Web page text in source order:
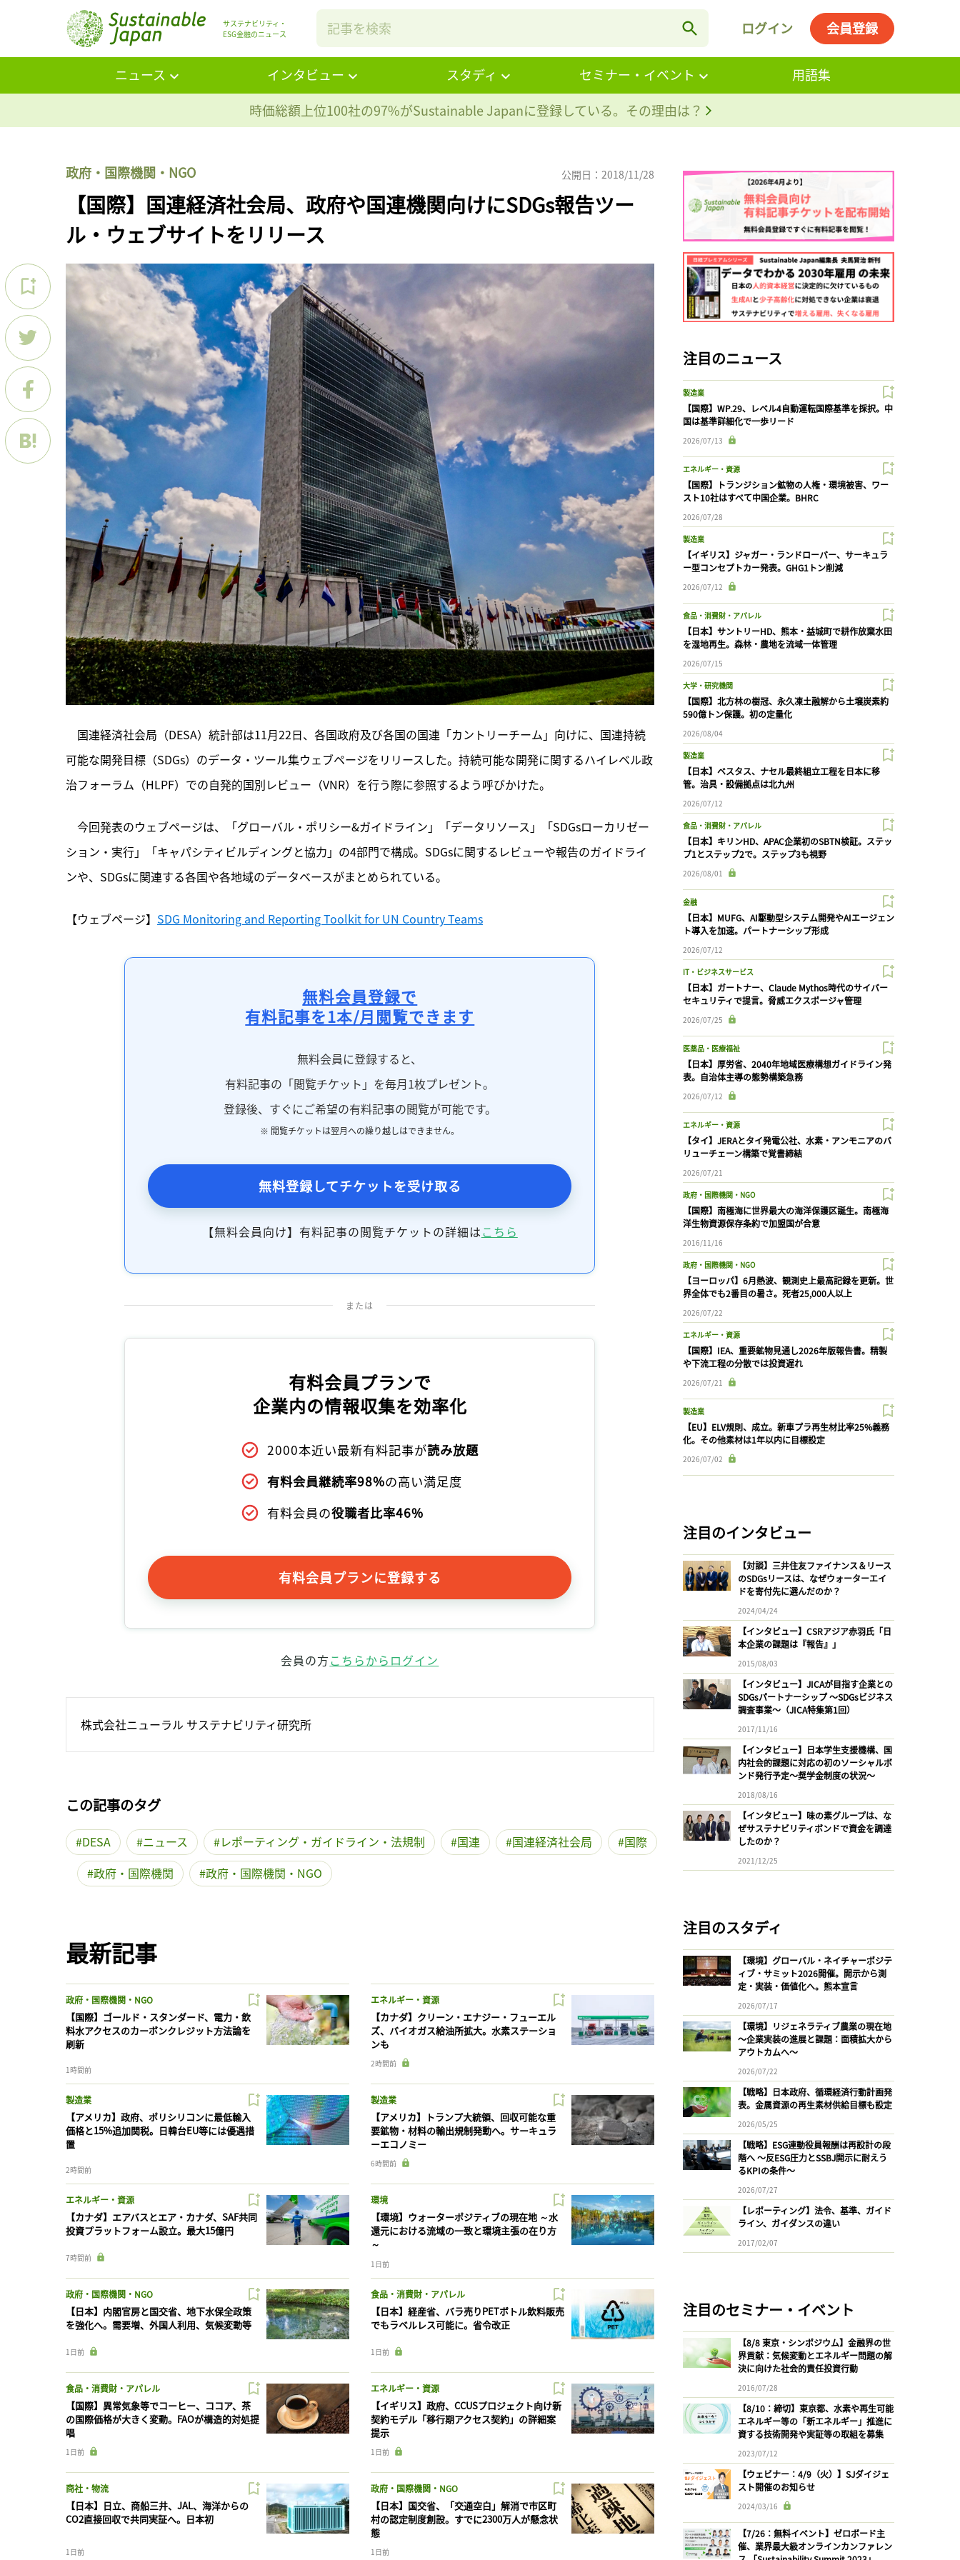
サステナビリティ・
ESG金融のニュース
ログイン 会員登録
ニュース インタビュー スタディ セミナー・イベント
用語集
時価総額上位100社の97%がSustainable Japanに登録している。その理由は？
政府・国際機関・NGO 公開日：2018/11/28
【国際】国連経済社会局、政府や国連機関向けにSDGs報告ツー
ル・ウェブサイトをリリース
国連経済社会局（DESA）統計部は11月22日、各国政府及び各国の国連「カントリーチーム」向けに、国連持続
可能な開発目標（SDGs）のデータ・ツール集ウェブページをリリースした。持続可能な開発に関するハイレベル政
治フォーラム（HLPF）での自発的国別レビュー（VNR）を行う際に参照するよう呼びかけた。
今回発表のウェブページは、「グローバル・ポリシー&ガイドライン」「データリソース」「SDGsローカリゼー
ション・実行」「キャパシティビルディングと協力」の4部門で構成。SDGsに関するレビューや報告のガイドライ
ンや、SDGsに関連する各国や各地域のデータベースがまとめられている。
【ウェブページ】 SDG Monitoring and Reporting Toolkit for UN Country Teams
無料会員登録で
有料記事を1本/月閲覧できます
無料会員に登録すると、
有料記事の「閲覧チケット」を毎月1枚プレゼント。
登録後、すぐにご希望の有料記事の閲覧が可能です。
※ 閲覧チケットは翌月への繰り越しはできません。
無料登録してチケットを受け取る
【無料会員向け】有料記事の閲覧チケットの詳細はこちら
または
有料会員プランで
企業内の情報収集を効率化
2000本近い最新有料記事が読み放題
有料会員継続率98%の高い満足度
有料会員の役職者比率46%
有料会員プランに登録する
会員の方こちらからログイン
株式会社ニューラル サステナビリティ研究所
この記事のタグ
DESA ニュース レポーティング・ガイドライン・法規制 国連 国連経済社会局
国際
政府・国際機関
政府・国際機関・NGO
最新記事
政府・国際機関・NGO
【国際】ゴールド・スタンダード、電力・飲
料水アクセスのカーボンクレジット方法論を
刷新
1時間前
エネルギー・資源
【カナダ】クリーン・エナジー・フューエル
ズ、バイオガス給油所拡大。水素ステーショ
ンも
2時間前
製造業
【アメリカ】政府、ポリシリコンに最低輸入
価格と15%追加関税。日韓台EU等には優遇措
置
2時間前
製造業
【アメリカ】トランプ大統領、回収可能な重
要鉱物・材料の輸出規制発動へ。サーキュラ
ーエコノミー
6時間前
エネルギー・資源
【カナダ】エアバスとエア・カナダ、SAF共同
投資プラットフォーム設立。最大15億円
7時間前
環境
【環境】ウォーターポジティブの現在地 ～水
還元における流域の一致と環境主張の在り方
～
1日前
政府・国際機関・NGO
【日本】内閣官房と国交省、地下水保全政策
を強化へ。需要増、外国人利用、気候変動等
1日前
食品・消費財・アパレル
【日本】経産省、バラ売りPETボトル飲料販売
でもラベルレス可能に。省令改正
1日前
食品・消費財・アパレル
【国際】異常気象等でコーヒー、ココア、茶
の国際価格が大きく変動。FAOが構造的対処提
唱
1日前
エネルギー・資源
【イギリス】政府、CCUSプロジェクト向け新
契約モデル「移行期アクセス契約」の詳細案
提示
1日前
商社・物流
【日本】日立、商船三井、JAL、海洋からの
CO2直接回収で共同実証へ。日本初
1日前
政府・国際機関・NGO
【日本】国交省、「交通空白」解消で市区町
村の認定制度創設。すでに2300万人が懸念状
態
1日前
注目のニュース
製造業
【国際】WP.29、レベル4自動運転国際基準を採択。中
国は基準詳細化で一歩リード
2026/07/13
エネルギー・資源
【国際】トランジション鉱物の人権・環境被害、ワー
スト10社はすべて中国企業。BHRC
2026/07/28
製造業
【イギリス】ジャガー・ランドローバー、サーキュラ
ー型コンセプトカー発表。GHG1トン削減
2026/07/12
食品・消費財・アパレル
【日本】サントリーHD、熊本・益城町で耕作放棄水田
を湿地再生。森林・農地を流域一体管理
2026/07/15
大学・研究機関
【国際】北方林の樹冠、永久凍土融解から土壌炭素約
590億トン保護。初の定量化
2026/08/04
製造業
【日本】ベスタス、ナセル最終組立工程を日本に移
管。治具・設備拠点は北九州
2026/07/12
食品・消費財・アパレル
【日本】キリンHD、APAC企業初のSBTN検証。ステッ
プ1とステップ2で。ステップ3も視野
2026/08/01
金融
【日本】MUFG、AI駆動型システム開発やAIエージェン
ト導入を加速。パートナーシップ形成
2026/07/12
IT・ビジネスサービス
【日本】ガートナー、Claude Mythos時代のサイバー
セキュリティで提言。脅威エクスポージャ管理
2026/07/25
医薬品・医療福祉
【日本】厚労省、2040年地域医療構想ガイドライン発
表。自治体主導の態勢構築急務
2026/07/12
エネルギー・資源
【タイ】JERAとタイ発電公社、水素・アンモニアのバ
リューチェーン構築で覚書締結
2026/07/21
政府・国際機関・NGO
【国際】南極海に世界最大の海洋保護区誕生。南極海
洋生物資源保存条約で加盟国が合意
2016/11/16
政府・国際機関・NGO
【ヨーロッパ】6月熱波、観測史上最高記録を更新。世
界全体でも2番目の暑さ。死者25,000人以上
2026/07/22
エネルギー・資源
【国際】IEA、重要鉱物見通し2026年版報告書。精製
や下流工程の分散では投資遅れ
2026/07/21
製造業
【EU】ELV規則、成立。新車プラ再生材比率25%義務
化。その他素材は1年以内に目標設定
2026/07/02
注目のインタビュー
【対談】三井住友ファイナンス＆リース
のSDGsリースは、なぜウォーターエイ
ドを寄付先に選んだのか？
2024/04/24
【インタビュー】CSRアジア赤羽氏「日
本企業の課題は『報告』」
2015/08/03
【インタビュー】JICAが目指す企業との
SDGsパートナーシップ 〜SDGsビジネス
調査事業〜（JICA特集第1回）
2017/11/16
【インタビュー】日本学生支援機構、国
内社会的課題に対応の初のソーシャルボ
ンド発行予定〜奨学金制度の状況〜
2018/08/16
【インタビュー】味の素グループは、な
ぜサステナビリティボンドで資金を調達
したのか？
2021/12/25
注目のスタディ
【環境】グローバル・ネイチャーポジテ
ィブ・サミット2026開催。開示から測
定・実装・価値化へ。熊本宣言
2026/07/17
【環境】リジェネラティブ農業の現在地
〜企業実装の進展と課題：面積拡大から
アウトカムへ〜
2026/07/22
【戦略】日本政府、循環経済行動計画発
表。金属資源の再生素材供給目標も設定
2026/05/25
【戦略】ESG連動役員報酬は再設計の段
階へ 〜反ESG圧力とSSBJ開示に耐えう
るKPIの条件〜
2026/07/27
【レポーティング】法令、基準、ガイド
ライン、ガイダンスの違い
2017/02/07
注目のセミナー・イベント
【8/8 東京・シンポジウム】金融界の世
界貢献：気候変動とエネルギー問題の解
決に向けた社会的責任投資行動
2016/07/28
【8/10：締切】東京都、水素や再生可能
エネルギー等の「新エネルギー」推進に
資する技術開発や実証等の取組を募集
2023/07/12
【ウェビナー：4/9（火）】SJダイジェ
スト開催のお知らせ
2024/03/16
【7/26：無料イベント】ゼロボード主
催、業界最大級オンラインカンファレン
ログインが必要です